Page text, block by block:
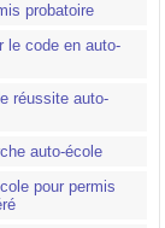
probatoire
le code en auto-
réussite auto-
auto-école
pour permis